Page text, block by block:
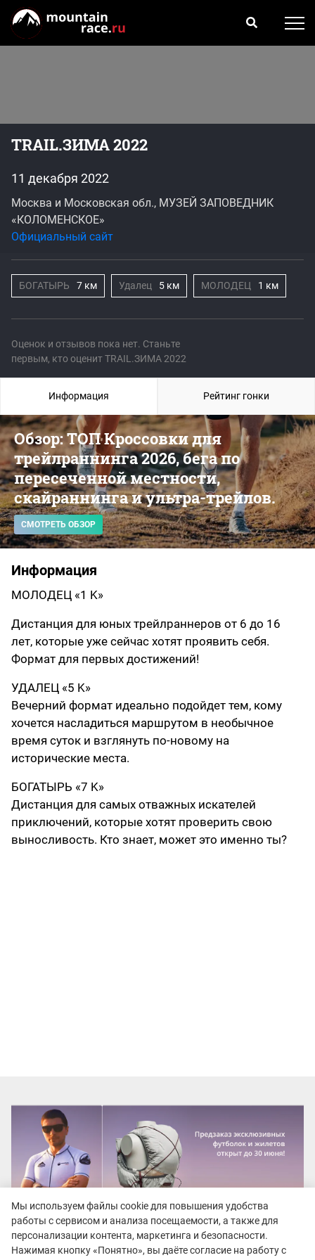
TRAIL.ЗИМА 2022
Оценок и отзывов пока нет. Станьте
первым, кто оценит TRAIL.ЗИМА 2022
11 декабря 2022
Москва и Московская обл., МУЗЕЙ ЗАПОВЕДНИК
«КОЛОМЕНСКОЕ»
Официальный сайт
БОГАТЫРЬ 7 км Удалец 5 км МОЛОДЕЦ 1 км
Обзор: ТОП Кроссовки для
трейлраннинга 2026, бега по
пересеченной местности,
скайраннинга и ультра-трейлов.
СМОТРЕТЬ ОБЗОР
Информация
МОЛОДЕЦ «1 K»
Дистанция для юных трейлраннеров от 6 до 16
лет, которые уже сейчас хотят проявить себя.
Формат для первых достижений!
УДАЛЕЦ «5 K»
Вечерний формат идеально подойдет тем, кому
хочется насладиться маршрутом в необычное
время суток и взглянуть по-новому на
исторические места.
БОГАТЫРЬ «7 K»
Дистанция для самых отважных искателей
приключений, которые хотят проверить свою
выносливость. Кто знает, может это именно ты?
Информация Рейтинг гонки
Рекомендуем
Мы используем файлы cookie для повышения удобства
работы с сервисом и анализа посещаемости, а также для
персонализации контента, маркетинга и безопасности.
Нажимая кнопку «Понятно», вы даёте согласие на работу с